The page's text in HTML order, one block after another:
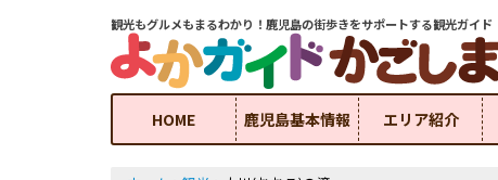
観光もグルメもまるわかり！鹿児島の街歩きをサポートする観光ガイド
HOME 鹿児島基本情報 エリア紹介